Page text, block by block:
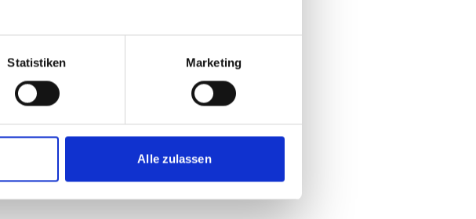
Statistiken Marketing
Alle zulassen